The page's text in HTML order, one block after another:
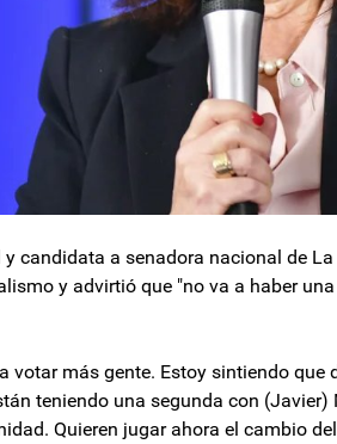
candidata a senadora nacional de
y advirtió que "no va a haber
votar más gente. Estoy sintiendo
teniendo una segunda con (Javier)
Quieren jugar ahora el cambio